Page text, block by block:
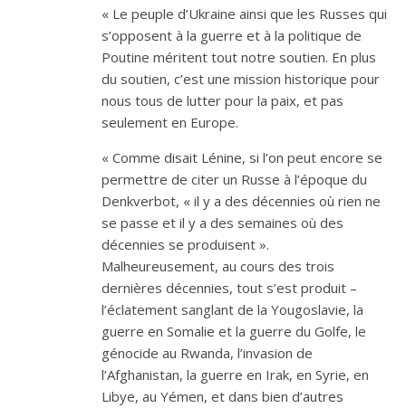
« Le peuple d’Ukraine ainsi que les Russes qui
s’opposent à la guerre et à la politique de
Poutine méritent tout notre soutien. En plus
du soutien, c’est une mission historique pour
nous tous de lutter pour la paix, et pas
seulement en Europe.
« Comme disait Lénine, si l’on peut encore se
permettre de citer un Russe à l’époque du
Denkverbot, « il y a des décennies où rien ne
se passe et il y a des semaines où des
décennies se produisent ».
Malheureusement, au cours des trois
dernières décennies, tout s’est produit –
l’éclatement sanglant de la Yougoslavie, la
guerre en Somalie et la guerre du Golfe, le
génocide au Rwanda, l’invasion de
l’Afghanistan, la guerre en Irak, en Syrie, en
Libye, au Yémen, et dans bien d’autres